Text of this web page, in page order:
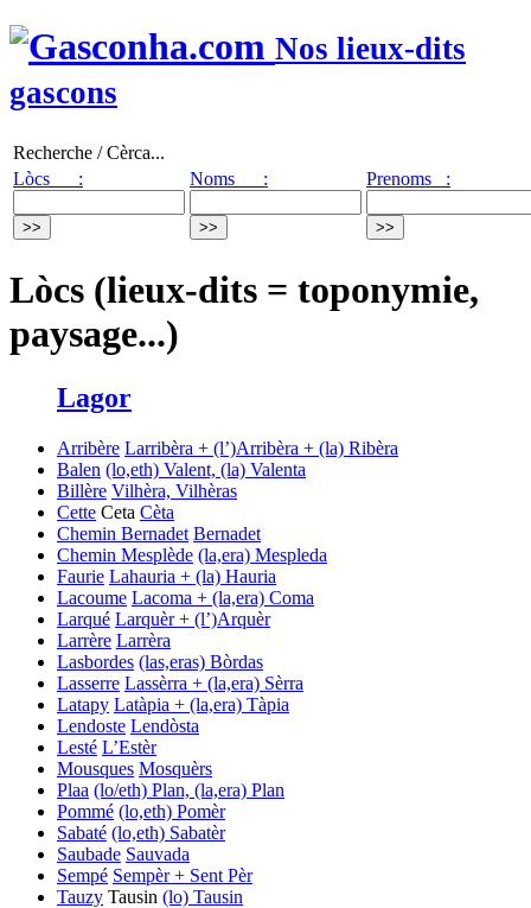
Nos lieux-dits
gascons
Recherche / Cèrca...
Lòcs :
Noms : Prenoms :
Lòcs (lieux-dits = toponymie,
paysage...)
Lagor
Arribère Larribèra + (l’)Arribèra + (la) Ribèra
Balen (lo,eth) Valent, (la) Valenta
Billère Vilhèra, Vilhèras
Cette Ceta Cèta
Chemin Bernadet Bernadet
Chemin Mesplède (la,era) Mespleda
Faurie Lahauria + (la) Hauria
Lacoume Lacoma + (la,era) Coma
Larqué Larquèr + (l’)Arquèr
Larrère Larrèra
Lasbordes (las,eras) Bòrdas
Lasserre Lassèrra + (la,era) Sèrra
Latapy Latàpia + (la,era) Tàpia
Lendoste Lendòsta
Lesté L’Estèr
Mousques Mosquèrs
Plaa (lo/eth) Plan, (la,era) Plan
Pommé (lo,eth) Pomèr
Sabaté (lo,eth) Sabatèr
Saubade Sauvada
Sempé Sempèr + Sent Pèr
Tauzy Tausin (lo) Tausin